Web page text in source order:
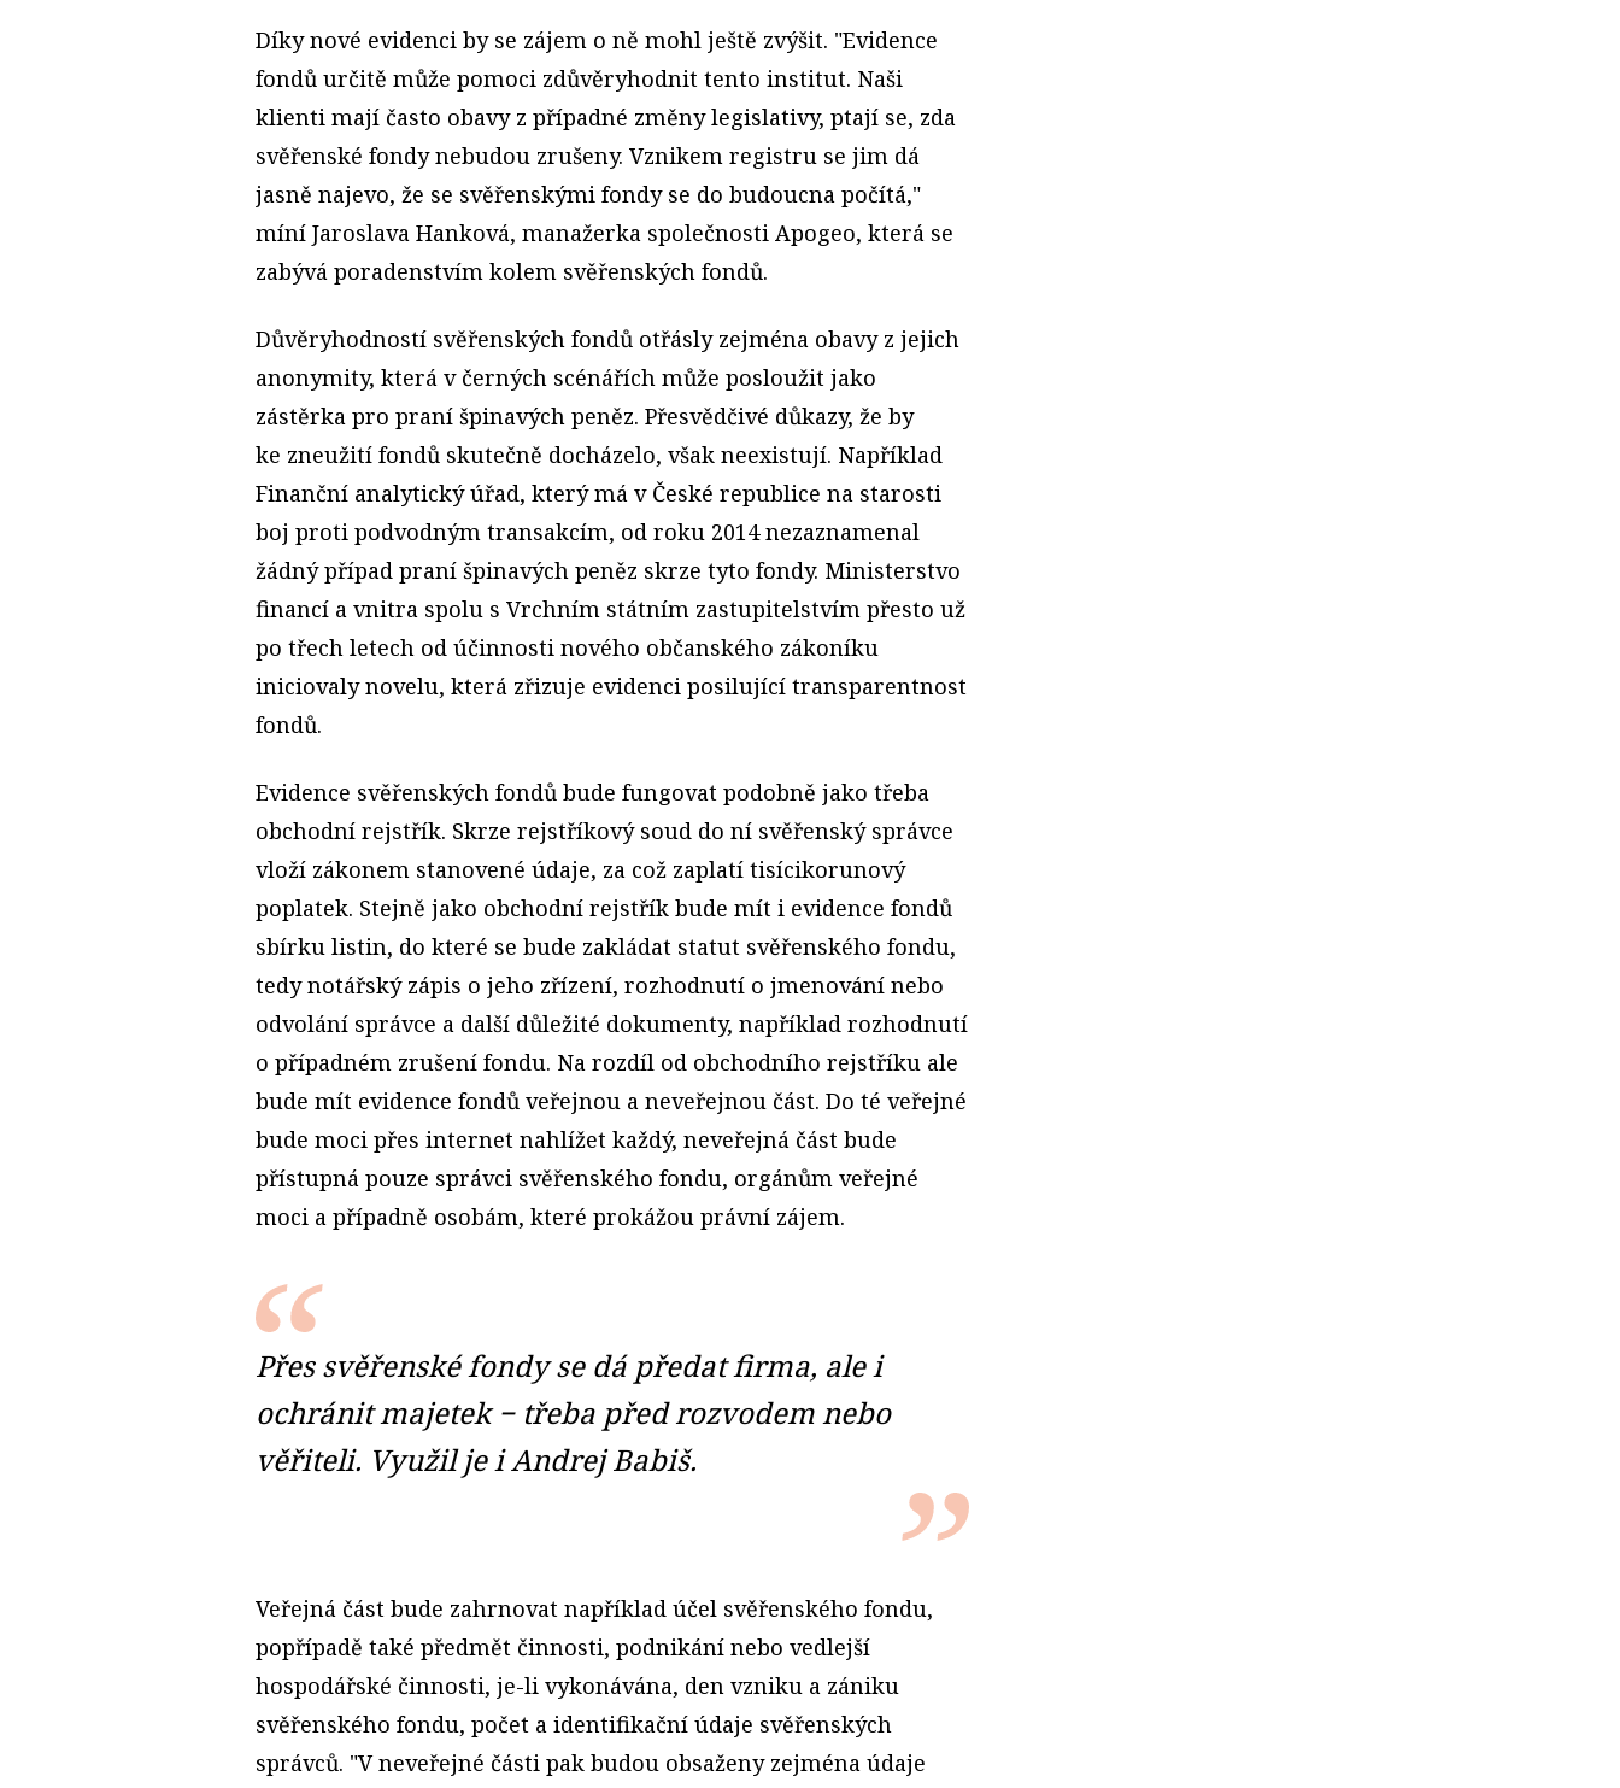
Díky nové evidenci by se zájem o ně mohl ještě zvýšit. "Evidence
fondů určitě může pomoci zdůvěryhodnit tento institut. Naši
klienti mají často obavy z případné změny legislativy, ptají se, zda
svěřenské fondy nebudou zrušeny. Vznikem registru se jim dá
jasně najevo, že se svěřenskými fondy se do budoucna počítá,"
míní Jaroslava Hanková, manažerka společnosti Apogeo, která se
zabývá poradenstvím kolem svěřenských fondů.
Důvěryhodností svěřenských fondů otřásly zejména obavy z jejich
anonymity, která v černých scénářích může posloužit jako
zástěrka pro praní špinavých peněz. Přesvědčivé důkazy, že by
ke zneužití fondů skutečně docházelo, však neexistují. Například
Finanční analytický úřad, který má v České republice na starosti
boj proti podvodným transakcím, od roku 2014 nezaznamenal
žádný případ praní špinavých peněz skrze tyto fondy. Ministerstvo
financí a vnitra spolu s Vrchním státním zastupitelstvím přesto už
po třech letech od účinnosti nového občanského zákoníku
iniciovaly novelu, která zřizuje evidenci posilující transparentnost
fondů.
Evidence svěřenských fondů bude fungovat podobně jako třeba
obchodní rejstřík. Skrze rejstříkový soud do ní svěřenský správce
vloží zákonem stanovené údaje, za což zaplatí tisícikorunový
poplatek. Stejně jako obchodní rejstřík bude mít i evidence fondů
sbírku listin, do které se bude zakládat statut svěřenského fondu,
tedy notářský zápis o jeho zřízení, rozhodnutí o jmenování nebo
odvolání správce a další důležité dokumenty, například rozhodnutí
o případném zrušení fondu. Na rozdíl od obchodního rejstříku ale
bude mít evidence fondů veřejnou a neveřejnou část. Do té veřejné
bude moci přes internet nahlížet každý, neveřejná část bude
přístupná pouze správci svěřenského fondu, orgánům veřejné
moci a případně osobám, které prokážou právní zájem.
Přes svěřenské fondy se dá předat firma, ale i
ochránit majetek − třeba před rozvodem nebo
věřiteli. Využil je i Andrej Babiš.
Veřejná část bude zahrnovat například účel svěřenského fondu,
popřípadě také předmět činnosti, podnikání nebo vedlejší
hospodářské činnosti, je-li vykonávána, den vzniku a zániku
svěřenského fondu, počet a identifikační údaje svěřenských
správců. "V neveřejné části pak budou obsaženy zejména údaje